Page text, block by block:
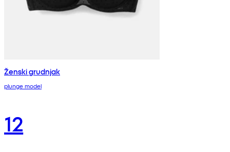
Ženski grudnjak
plunge model
12